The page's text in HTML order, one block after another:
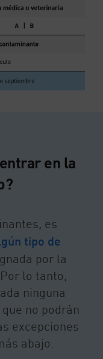
en la
es
tipo de
por la
lo tanto,
ninguna
no podrán
excepciones
abajo.